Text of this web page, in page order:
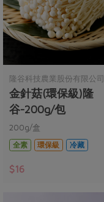
隆谷科技農業股份有限公司
金針菇(環保級)隆
谷-200g/包
200g/盒
全素
環保級 冷藏
$16